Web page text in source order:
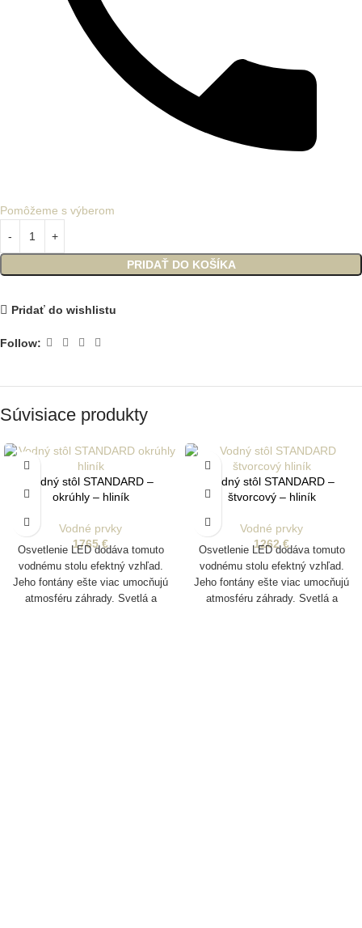
PRIDAŤ DO KOŠÍKA
Pomôžeme s výberom
Pridať do wishlistu
Follow:
Súvisiace produkty
Vodný stôl STANDARD –
okrúhly – hliník
Vodné prvky
1765€
Osvetlenie LED dodáva tomuto
vodnému stolu efektný vzhľad.
Jeho fontány ešte viac umocňujú
atmosféru záhrady. Svetlá a
Vodný stôl STANDARD –
štvorcový – hliník
Vodné prvky
1262€
Osvetlenie LED dodáva tomuto
vodnému stolu efektný vzhľad.
Jeho fontány ešte viac umocňujú
atmosféru záhrady. Svetlá a